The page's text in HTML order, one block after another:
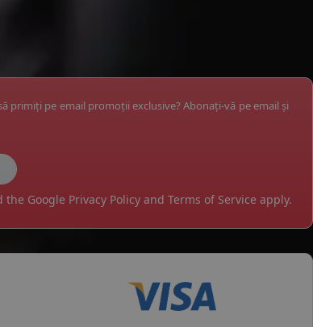
primiți pe email promoții exclusive? Abonați-vă pe email și
the Google Privacy Policy and Terms of Service apply.